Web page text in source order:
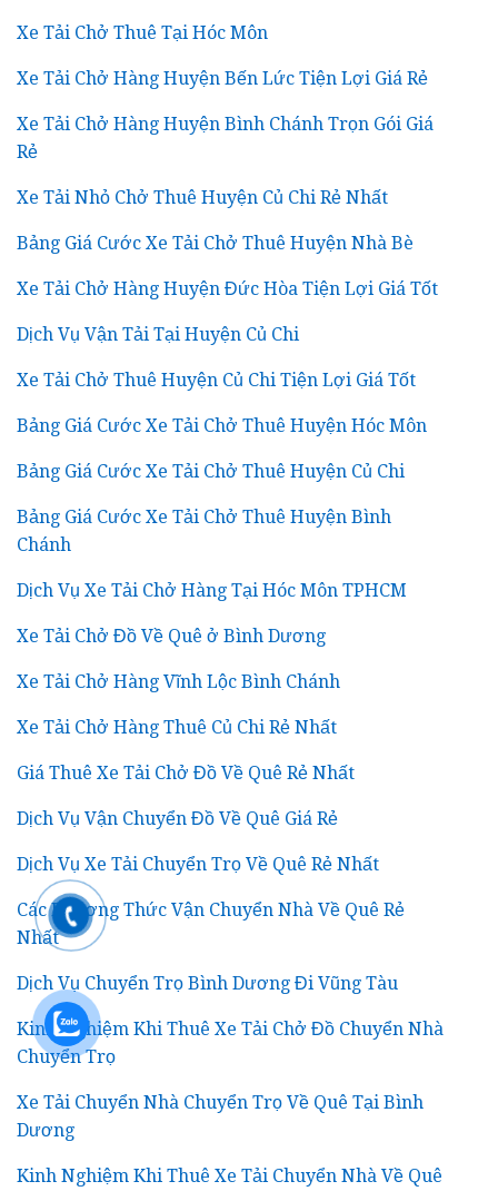
Xe Tải Chở Thuê Tại Hóc Môn
Xe Tải Chở Hàng Huyện Bến Lức Tiện Lợi Giá Rẻ
Xe Tải Chở Hàng Huyện Bình Chánh Trọn Gói Giá
Rẻ
Xe Tải Nhỏ Chở Thuê Huyện Củ Chi Rẻ Nhất
Bảng Giá Cước Xe Tải Chở Thuê Huyện Nhà Bè
Xe Tải Chở Hàng Huyện Đức Hòa Tiện Lợi Giá Tốt
Dịch Vụ Vận Tải Tại Huyện Củ Chi
Xe Tải Chở Thuê Huyện Củ Chi Tiện Lợi Giá Tốt
Bảng Giá Cước Xe Tải Chở Thuê Huyện Hóc Môn
Bảng Giá Cước Xe Tải Chở Thuê Huyện Củ Chi
Bảng Giá Cước Xe Tải Chở Thuê Huyện Bình
Chánh
Dịch Vụ Xe Tải Chở Hàng Tại Hóc Môn TPHCM
Xe Tải Chở Đồ Về Quê ở Bình Dương
Xe Tải Chở Hàng Vĩnh Lộc Bình Chánh
Xe Tải Chở Hàng Thuê Củ Chi Rẻ Nhất
Giá Thuê Xe Tải Chở Đồ Về Quê Rẻ Nhất
Dịch Vụ Vận Chuyển Đồ Về Quê Giá Rẻ
Dịch Vụ Xe Tải Chuyển Trọ Về Quê Rẻ Nhất
Các Phương Thức Vận Chuyển Nhà Về Quê Rẻ
Nhất
Dịch Vụ Chuyển Trọ Bình Dương Đi Vũng Tàu
Kinh Nghiệm Khi Thuê Xe Tải Chở Đồ Chuyển Nhà
Chuyển Trọ
Xe Tải Chuyển Nhà Chuyển Trọ Về Quê Tại Bình
Dương
Kinh Nghiệm Khi Thuê Xe Tải Chuyển Nhà Về Quê